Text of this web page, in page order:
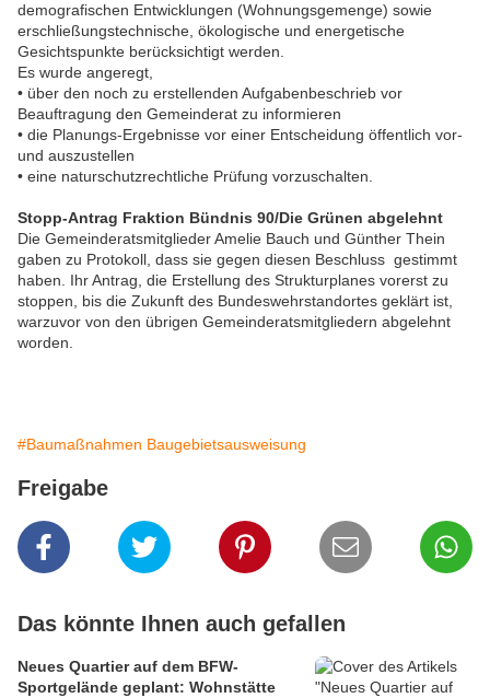
demografischen Entwicklungen (Wohnungsgemenge) sowie
erschließungstechnische, ökologische und energetische
Gesichtspunkte berücksichtigt werden.
Es wurde angeregt,
• über den noch zu erstellenden Aufgabenbeschrieb vor
Beauftragung den Gemeinderat zu informieren
• die Planungs-Ergebnisse vor einer Entscheidung öffentlich vor-
und auszustellen
• eine naturschutzrechtliche Prüfung vorzuschalten.
Stopp-Antrag Fraktion Bündnis 90/Die Grünen abgelehnt
Die Gemeinderatsmitglieder Amelie Bauch und Günther Thein
gaben zu Protokoll, dass sie gegen diesen Beschluss gestimmt
haben. Ihr Antrag, die Erstellung des Strukturplanes vorerst zu
stoppen, bis die Zukunft des Bundeswehrstandortes geklärt ist,
warzuvor von den übrigen Gemeinderatsmitgliedern abgelehnt
worden.
#Baumaßnahmen Baugebietsausweisung
Freigabe
Das könnte Ihnen auch gefallen
Neues Quartier auf dem BFW-
Sportgelände geplant: Wohnstätte